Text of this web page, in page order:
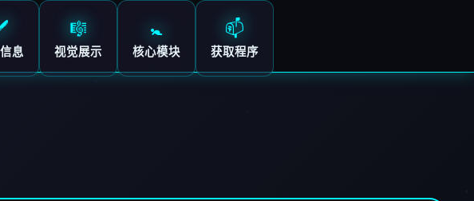
息
🎼
视觉展示
🚼
核心模块
📫
获取程序